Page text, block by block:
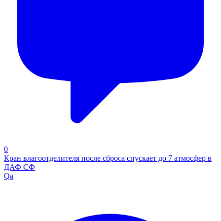
0
Кран влагоотделителя после сброса спускает до 7 атмосфер в
ДАФ СФ
Qa